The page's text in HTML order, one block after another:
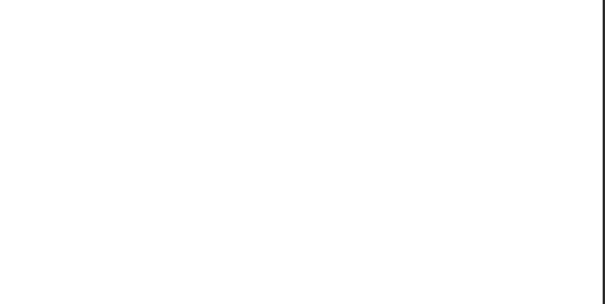
flexibler Verstellmöglichkeit mit nur einer Hand
durch strömungsoptimiertes Design der Haube
durch innenliegendes Trägergestänge mit Federunterstützung
für Werkzeuge oder Drahtvorschubgeräten bis 50